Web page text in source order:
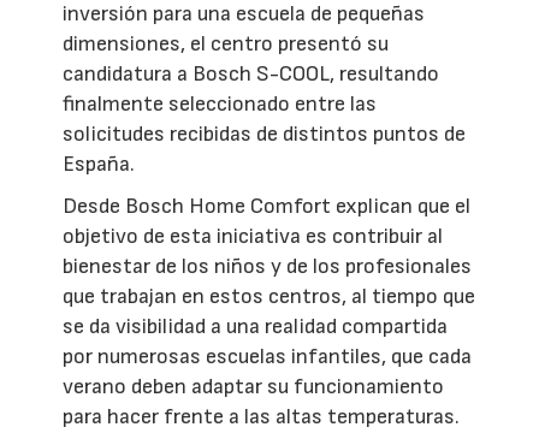
inversión para una escuela de pequeñas
dimensiones, el centro presentó su
candidatura a Bosch S-COOL, resultando
finalmente seleccionado entre las
solicitudes recibidas de distintos puntos de
España.
Desde Bosch Home Comfort explican que el
objetivo de esta iniciativa es contribuir al
bienestar de los niños y de los profesionales
que trabajan en estos centros, al tiempo que
se da visibilidad a una realidad compartida
por numerosas escuelas infantiles, que cada
verano deben adaptar su funcionamiento
para hacer frente a las altas temperaturas.